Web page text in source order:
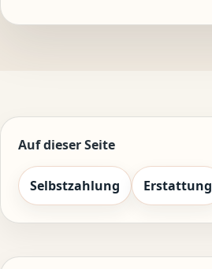
Auf dieser Seite
Selbstzahlung Erstattung